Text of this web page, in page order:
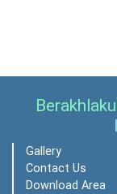
Gallery
Contact Us
Download Area